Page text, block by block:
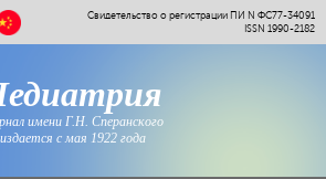
Свидетельство о регистрации ПИ N ФС77-34091
ISSN 1990-2182
имени Г.Н. Сперанского
издается с мая 1922 года